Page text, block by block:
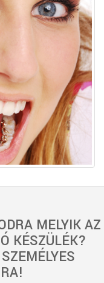
MELYIK AZ
KÉSZÜLÉK?